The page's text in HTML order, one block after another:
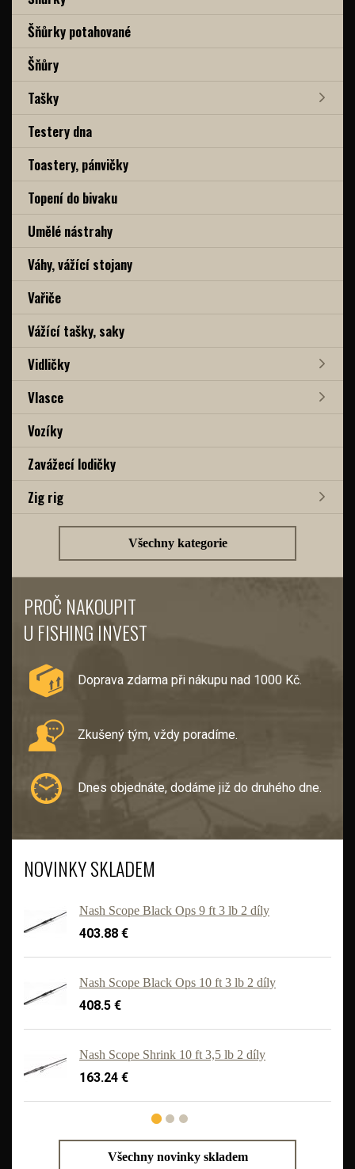
Šňůrky potahované
Šňůry
Tašky
Testery dna
Toastery, pánvičky
Topení do bivaku
Umělé nástrahy
Váhy, vážící stojany
Vařiče
Vážící tašky, saky
Vidličky
Vlasce
Vozíky
Zavážecí lodičky
Zig rig
Všechny kategorie
PROČ NAKOUPIT
U FISHING INVEST
Doprava zdarma při nákupu nad 1000 Kč.
Zkušený tým, vždy poradíme.
Dnes objednáte, dodáme již do druhého dne.
NOVINKY SKLADEM
Nash Scope Black Ops 9 ft 3 lb 2 díly
403.88 €
Nash Scope Black Ops 10 ft 3 lb 2 díly
408.5 €
Nash Scope Shrink 10 ft 3,5 lb 2 díly
163.24 €
Všechny novinky skladem